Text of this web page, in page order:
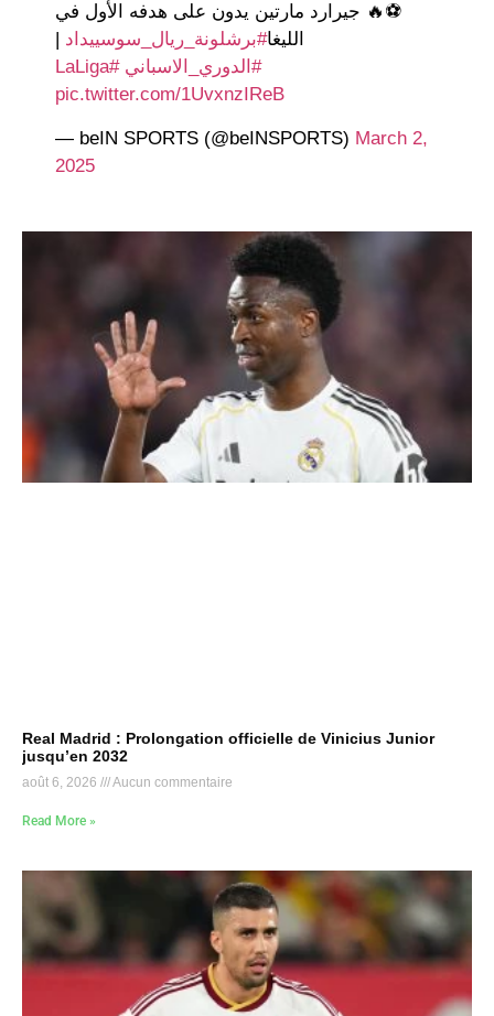
⚽️🔥 جيرارد مارتين يدون على هدفه الأول في
الليغا#برشلونة_ريال_سوسييداد |
#الدوري_الاسباني #LaLiga
pic.twitter.com/1UvxnzIReB
— beIN SPORTS (@beINSPORTS) March 2,
2025
Real Madrid : Prolongation officielle de Vinicius Junior
jusqu’en 2032
août 6, 2026 Aucun commentaire
Read More »